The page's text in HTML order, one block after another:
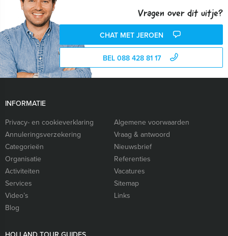
Vragen over dit uitje?
CHAT MET JEROEN
BEL 088 428 81 17
INFORMATIE
Privacy- en cookieverklaring
Algemene voorwaarden
Annuleringsverzekering
Vraag & antwoord
Categorieën
Nieuwsbrief
Organisatie
Referenties
Activiteiten
Vacatures
Services
Sitemap
Video’s
Links
Blog